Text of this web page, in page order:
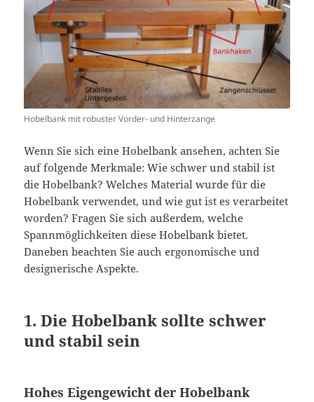
Hobelbank mit robuster Vorder- und Hinterzange
Wenn Sie sich eine Hobelbank ansehen, achten Sie
auf folgende Merkmale: Wie schwer und stabil ist
die Hobelbank? Welches Material wurde für die
Hobelbank verwendet, und wie gut ist es verarbeitet
worden? Fragen Sie sich außerdem, welche
Spannmöglichkeiten diese Hobelbank bietet.
Daneben beachten Sie auch ergonomische und
designerische Aspekte.
1. Die Hobelbank sollte schwer
und stabil sein
Hohes Eigengewicht der Hobelbank